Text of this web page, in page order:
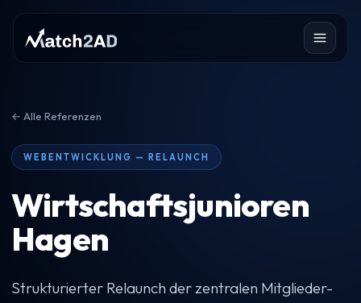
← Alle Referenzen
WEBENTWICKLUNG — RELAUNCH
Wirtschaftsjunioren
Hagen
Strukturierter Relaunch der zentralen Mitglieder-